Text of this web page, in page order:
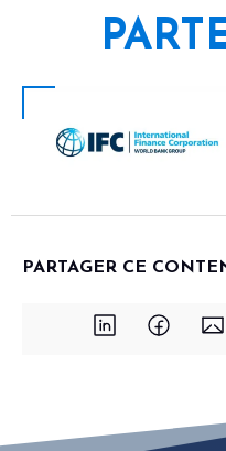
PARTAGER CE